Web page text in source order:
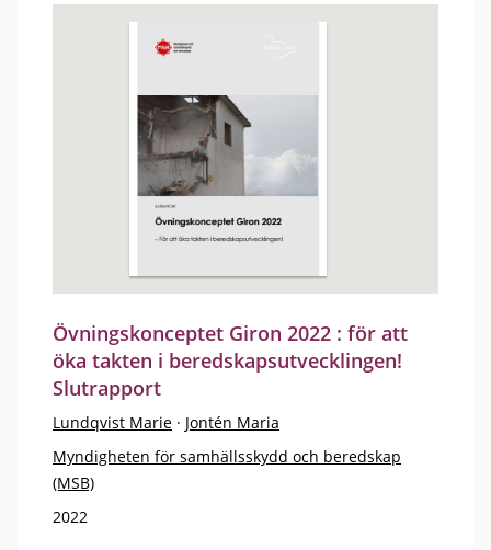
Övningskonceptet Giron 2022 : för att
öka takten i beredskapsutvecklingen!
Slutrapport
Lundqvist Marie · Jontén Maria
Myndigheten för samhällsskydd och beredskap
(MSB)
2022